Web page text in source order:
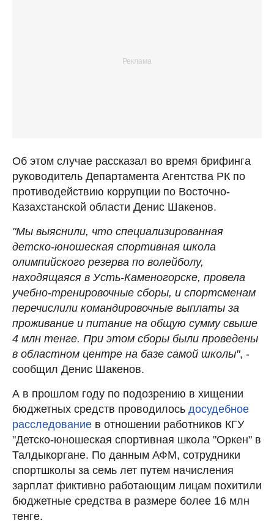
Об этом случае рассказал во время брифинга
руководитель Департамента Агентства РК по
противодействию коррупции по Восточно-
Казахстанской области Денис Шакенов.
"Мы выяснили, что специализированная
детско-юношеская спортивная школа
олимпийского резерва по волейболу,
находящаяся в Усть-Каменогорске, провела
учебно-тренировочные сборы, и спортсменам
перечислили командировочные выплаты за
проживание и питание на общую сумму свыше
4 млн тенге. При этом сборы были проведены
в областном центре на базе самой школы", -
сообщил Денис Шакенов.
А в прошлом году по подозрению в хищении
бюджетных средств проводилось досудебное
расследование в отношении работников КГУ
"Детско-юношеская спортивная школа "Оркен" в
Талдыкоргане. По данным АФМ, сотрудники
спортшколы за семь лет путем начисления
зарплат фиктивно работающим лицам похитили
бюджетные средства в размере более 16 млн
тенге.